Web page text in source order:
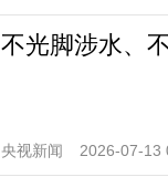
不光脚涉水、
央视新闻 2026-07-13